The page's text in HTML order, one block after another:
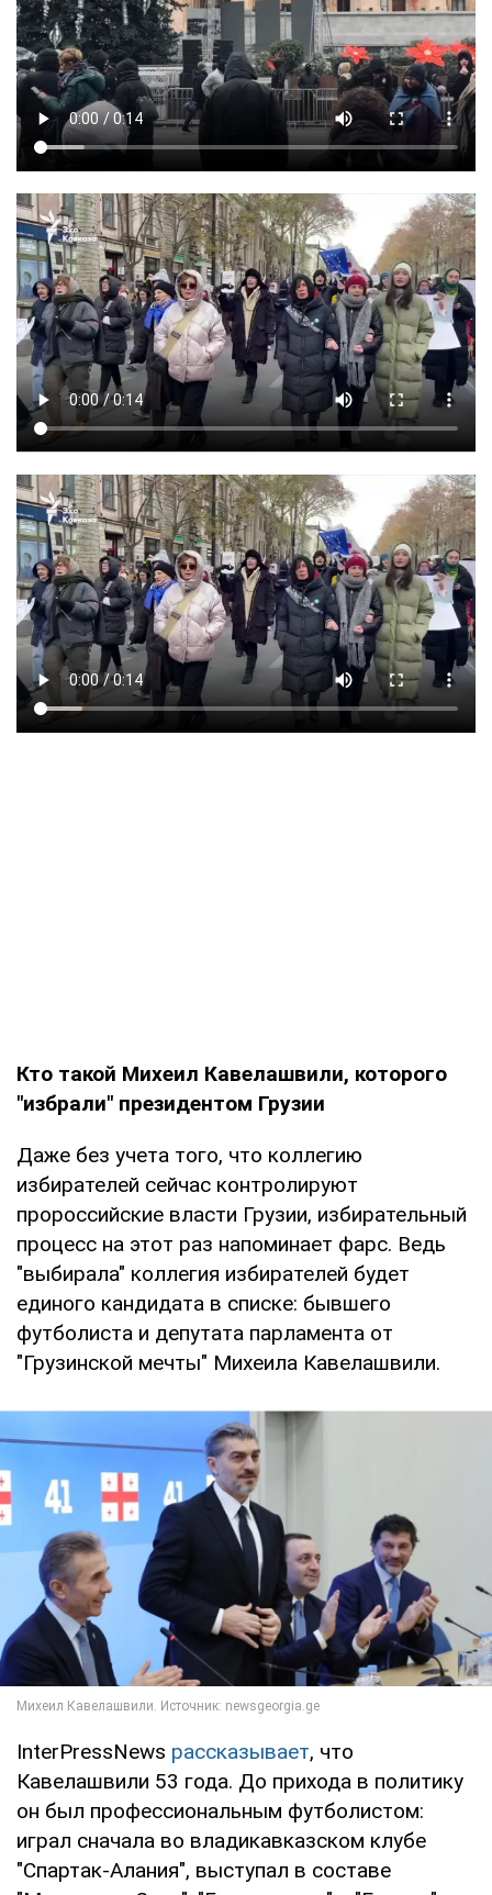
Кто такой Михеил Кавелашвили, которого
"избрали" президентом Грузии
Даже без учета того, что коллегию
избирателей сейчас контролируют
пророссийские власти Грузии, избирательный
процесс на этот раз напоминает фарс. Ведь
"выбирала" коллегия избирателей будет
единого кандидата в списке: бывшего
футболиста и депутата парламента от
"Грузинской мечты" Михеила Кавелашвили.
InterPressNews рассказывает, что
Кавелашвили 53 года. До прихода в политику
он был профессиональным футболистом:
играл сначала во владикавказском клубе
"Спартак-Алания", выступал в составе